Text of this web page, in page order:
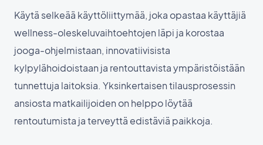
Käytä selkeää käyttöliittymää, joka opastaa käyttäjiä
wellness-oleskeluvaihtoehtojen läpi ja korostaa
jooga-ohjelmistaan, innovatiivisista
kylpylähoidoistaan ja rentouttavista ympäristöistään
tunnettuja laitoksia. Yksinkertaisen tilausprosessin
ansiosta matkailijoiden on helppo löytää
rentoutumista ja terveyttä edistäviä paikkoja.